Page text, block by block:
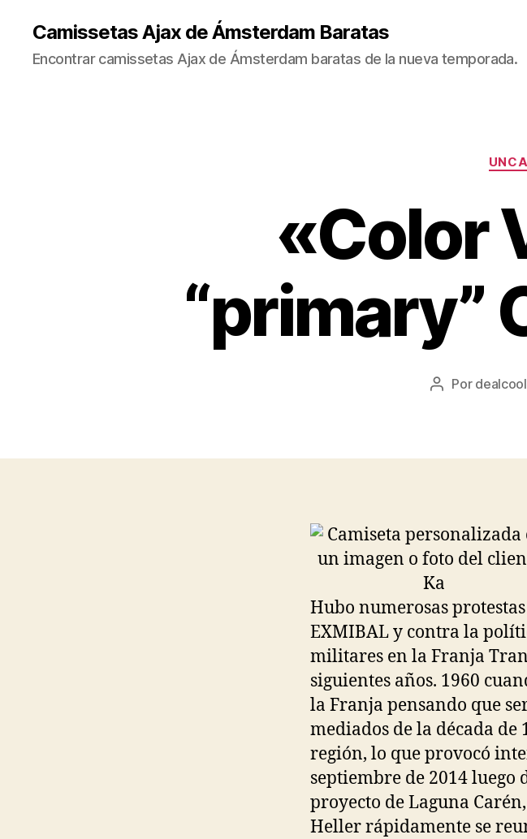
Camissetas Ajax de Ámsterdam Baratas
Encontrar camissetas Ajax de Ámsterdam baratas de la nueva temporada.
«Color
“primary”
Autor
Por
Hubo numerosas
EXMIBAL y contra la
militares en la Franja
siguientes años. 1960
la Franja pensando que
mediados de la década de
región, lo que provocó
septiembre de 2014 luego
proyecto de Laguna
Heller rápidamente se